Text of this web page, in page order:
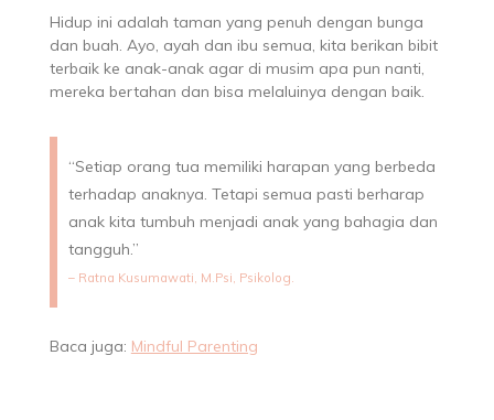
Hidup ini adalah taman yang penuh dengan bunga
dan buah. Ayo, ayah dan ibu semua, kita berikan bibit
terbaik ke anak-anak agar di musim apa pun nanti,
mereka bertahan dan bisa melaluinya dengan baik.
“Setiap orang tua memiliki harapan yang berbeda
terhadap anaknya. Tetapi semua pasti berharap
anak kita tumbuh menjadi anak yang bahagia dan
tangguh.”
– Ratna Kusumawati, M.Psi, Psikolog.
Baca juga: Mindful Parenting